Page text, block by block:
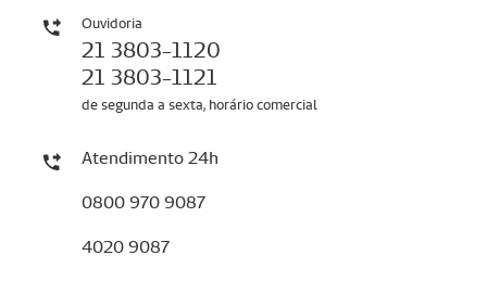
Ouvidoria
21 3803-1120
21 3803-1121
de segunda a sexta, horário comercial
Atendimento 24h
0800 970 9087
4020 9087